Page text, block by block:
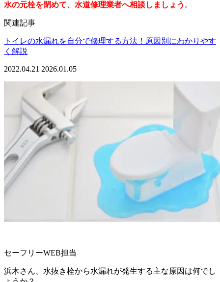
水の元栓を閉めて、水道修理業者へ相談しましょう 。
関連記事
トイレの水漏れを自分で修理する方法！原因別にわかりやす
く解説
2022.04.21 2026.01.05
セーフリーWEB担当
浜木さん、水抜き栓から水漏れが発生する主な原因は何でし